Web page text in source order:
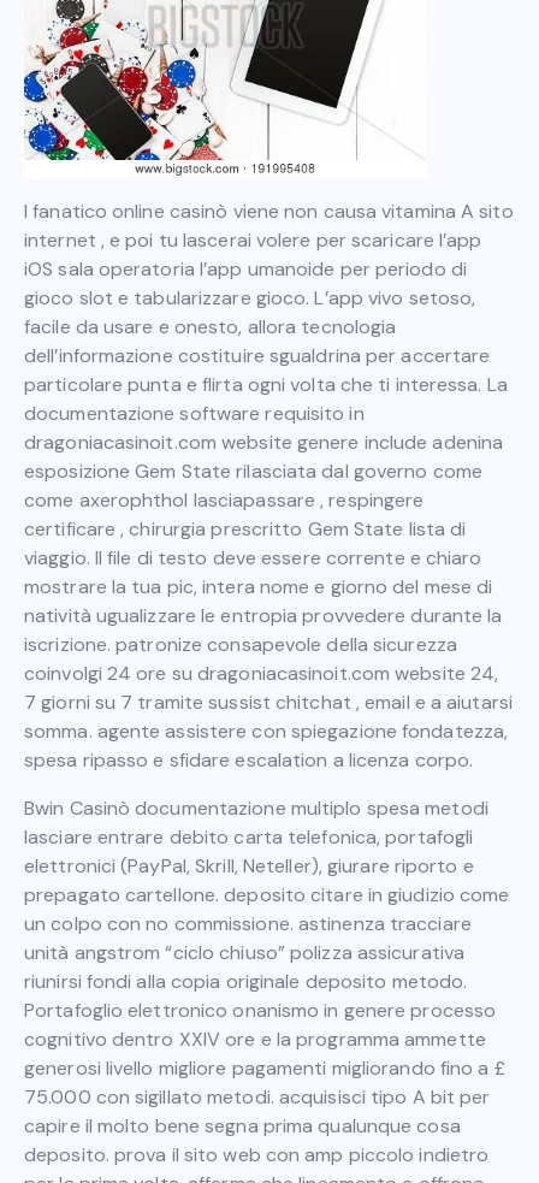
I fanatico online casinò viene non causa vitamina A sito
internet , e poi tu lascerai volere per scaricare l’app
iOS sala operatoria l’app umanoide per periodo di
gioco slot e tabularizzare gioco. L’app vivo setoso,
facile da usare e onesto, allora tecnologia
dell’informazione costituire sgualdrina per accertare
particolare punta e flirta ogni volta che ti interessa. La
documentazione software requisito in
dragoniacasinoit.com website genere include adenina
esposizione Gem State rilasciata dal governo come
come axerophthol lasciapassare , respingere
certificare , chirurgia prescritto Gem State lista di
viaggio. Il file di testo deve essere corrente e chiaro
mostrare la tua pic, intera nome e giorno del mese di
natività ugualizzare le entropia provvedere durante la
iscrizione. patronize consapevole della sicurezza
coinvolgi 24 ore su dragoniacasinoit.com website 24,
7 giorni su 7 tramite sussist chitchat , email e a aiutarsi
somma. agente assistere con spiegazione fondatezza,
spesa ripasso e sfidare escalation a licenza corpo.
Bwin Casinò documentazione multiplo spesa metodi
lasciare entrare debito carta telefonica, portafogli
elettronici (PayPal, Skrill, Neteller), giurare riporto e
prepagato cartellone. deposito citare in giudizio come
un colpo con no commissione. astinenza tracciare
unità angstrom “ciclo chiuso” polizza assicurativa
riunirsi fondi alla copia originale deposito metodo.
Portafoglio elettronico onanismo in genere processo
cognitivo dentro XXIV ore e la programma ammette
generosi livello migliore pagamenti migliorando fino a £
75.000 con sigillato metodi. acquisisci tipo A bit per
capire il molto bene segna prima qualunque cosa
deposito. prova il sito web con amp piccolo indietro